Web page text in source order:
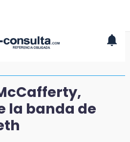
la banda de